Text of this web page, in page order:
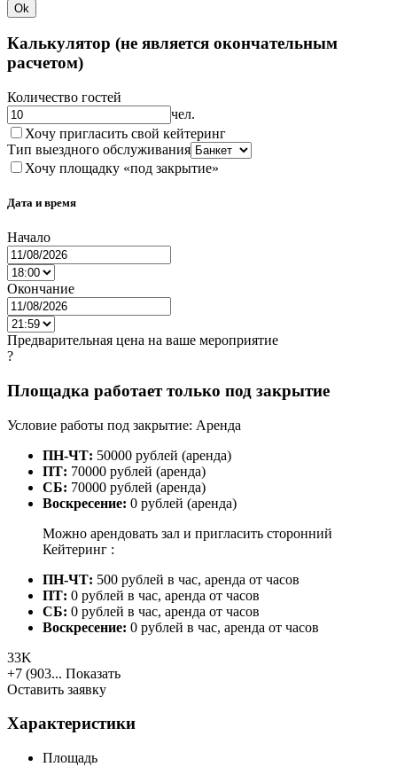
Ok
Калькулятор (не является окончательным
расчетом)
Количество гостей
чел.
Хочу пригласить свой кейтеринг
Тип выездного обслуживания
Хочу площадку «под закрытие»
Дата и время
Начало
Окончание
Предварительная цена на ваше мероприятие
?
Площадка работает только под закрытие
Условие работы под закрытие: Аренда
ПН-ЧТ: 50000 рублей (аренда)
ПТ: 70000 рублей (аренда)
СБ: 70000 рублей (аренда)
Воскресение: 0 рублей (аренда)
Можно арендовать зал и пригласить сторонний
Кейтеринг :
ПН-ЧТ: 500 рублей в час, аренда от часов
ПТ: 0 рублей в час, аренда от часов
СБ: 0 рублей в час, аренда от часов
Воскресение: 0 рублей в час, аренда от часов
33K
+7 (903... Показать
Оставить заявку
Характеристики
Площадь